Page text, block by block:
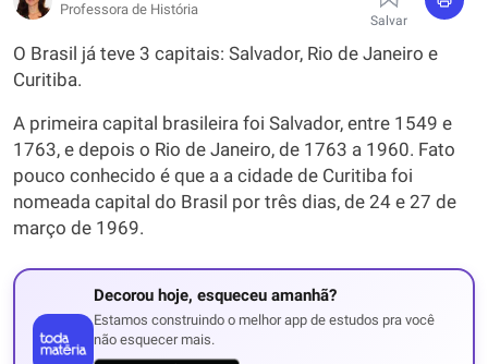
Professora de História
Salvar
O Brasil já teve 3 capitais: Salvador, Rio de Janeiro e
Curitiba.
A primeira capital brasileira foi Salvador, entre 1549 e
1763, e depois o Rio de Janeiro, de 1763 a 1960. Fato
pouco conhecido é que a a cidade de Curitiba foi
nomeada capital do Brasil por três dias, de 24 e 27 de
março de 1969.
Decorou hoje, esqueceu amanhã?
Estamos construindo o melhor app de estudos pra você
não esquecer mais.